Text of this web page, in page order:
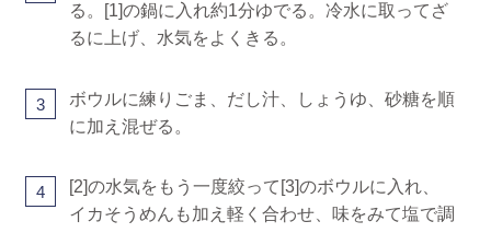
る。[1]の鍋に入れ約1分ゆでる。冷水に取ってざ
るに上げ、水気をよくきる。
3
ボウルに練りごま、だし汁、しょうゆ、砂糖を順
に加え混ぜる。
4
[2]の水気をもう一度絞って[3]のボウルに入れ、
イカそうめんも加え軽く合わせ、味をみて塩で調